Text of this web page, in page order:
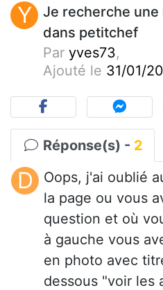
Y
Je recherche
dans petitchef
Par yves73,
Ajouté le 31/01/
Réponse(s) - 2
D
Oops, j'ai oublié
la page ou vous
question et où
à gauche vous
en photo avec
dessous "voir les